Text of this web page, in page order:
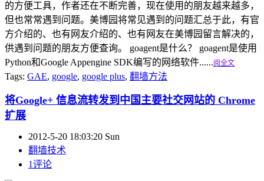
的方便工具，作者还在不断完善，现在使用的朋友越来越多，
但也常常遇到问题。美博园将常见遇到的问题汇总于此，有官
方介绍的、也有网友介绍的、也有网友在美博园留言解决的，
供遇到问题的朋友方便查询。 goagent是什么？ goagent是使用
Python和Google Appengine SDK编写的网络软件......阅全文
Tags: GAE, google, google plus, 翻墙方法
将Google+ 信息流转发到中国主要社交网站的 Chrome
扩展
2012-5-20 18:03:20 Sun
翻墙技术
1评论